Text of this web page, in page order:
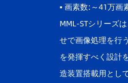
▪ 画素数:～41万
MML-STシリーズ
せで画像処理を行
を発揮すべく設計
造装置搭載用とし